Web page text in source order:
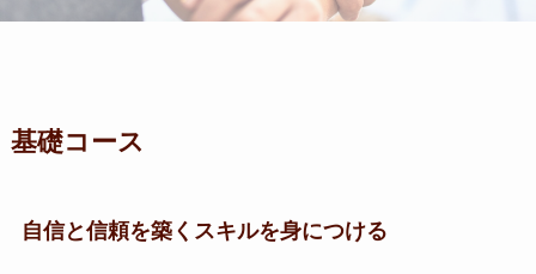
基礎コース
自信と信頼を築くスキルを身につける